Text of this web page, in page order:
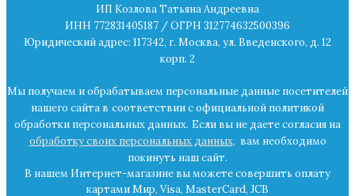
ИП Козлова Татьяна Андреевна
ИНН 772831405187 / ОГРН 312774632500396
Юридический адрес: 117342, г. Москва, ул. Введенского, д. 12
корп. 2
Мы получаем и обрабатываем персональные данные посетителей
нашего сайта в соответствии с официальной политикой
обработки персональных данных. Если вы не даете согласия на
обработку своих персональных данных, вам необходимо
покинуть наш сайт.
В нашем Интернет-магазине вы можете совершить оплату
картами Мир, Visa, MasterCard, JCB